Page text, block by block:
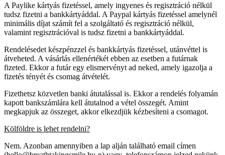
A Paylike kártyás fizetéssel, amely ingyenes és regisztráció nélkül
tudsz fizetni a bankkártyáddal. A Paypal kártyás fizetéssel amelynél
minimális díjat számít fel a szolgáltató és regisztráció nélkül,
valamint regisztrációval is tudsz fizetni a bankkártyáddal.
Rendelésedet készpénzzel és bankkártyás fizetéssel, utánvéttel is
átveheted. A vásárlás ellenértékét ebben az esetben a futárnak
fizeted. Ekkor a futár egy elismervényt ad neked, amely igazolja a
fizetés tényét és csomag átvételét.
Fizethetsz közvetlen banki átutalással is. Ekkor a rendelés folyamán
kapott bankszámlára kell átutalnod a vétel összegét. Amint
megkapjuk az összeget, akkor elkezdjük kézbesíteni a csomagot.
Kölföldre is lehet rendelni?
Nem. Azonban amennyiben a lap alján található email címen